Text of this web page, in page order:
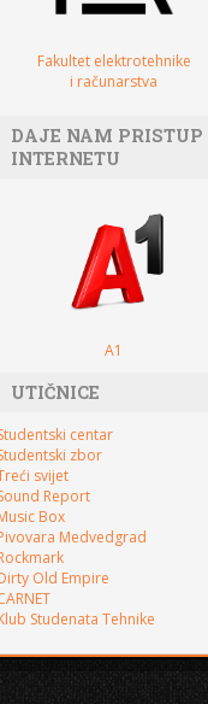
Fakultet elektrotehnike
i računarstva
DAJE NAM PRISTUP
INTERNETU
A1
UTIČNICE
centar
zbor
svijet
Report
Box
Medvedgrad
Old Empire
Studenata Tehnike